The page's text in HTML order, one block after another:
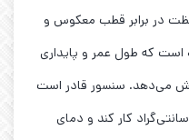
در برابر قطب معکوس و
است که طول عمر و پایداری
می‌دهد. سنسور قادر است
۲۵ تا مثبت ۷۰ درجه سانتی‌گراد کار کند و دمای